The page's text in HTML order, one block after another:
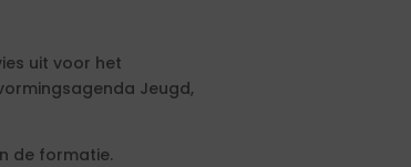
uit voor het
Jeugd,
de formatie.